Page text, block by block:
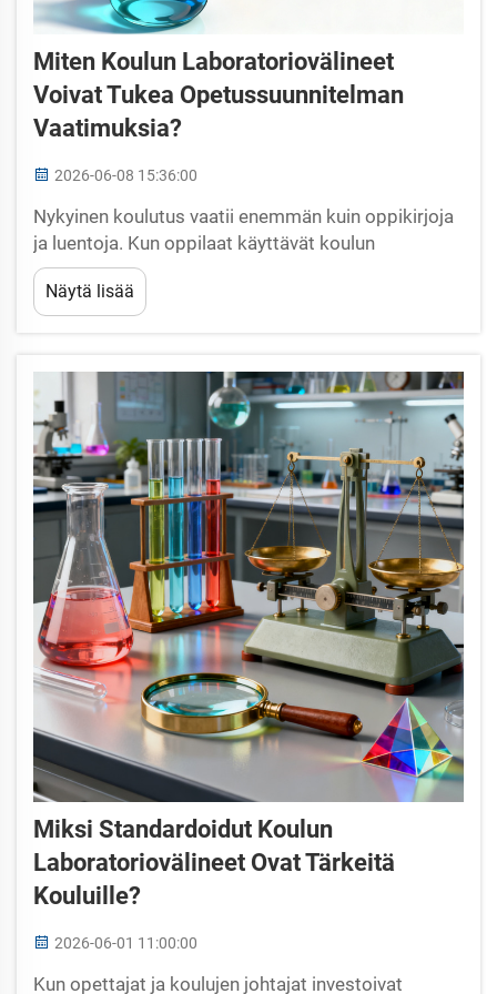
Miten Koulun Laboratoriovälineet
Voivat Tukea Opetussuunnitelman
Vaatimuksia?
2026-06-08 15:36:00
Nykyinen koulutus vaatii enemmän kuin oppikirjoja
ja luentoja. Kun oppilaat käyttävät koulun
laboratoriolaitteita käytännössä, fysiikan, kemian ja
biologian abstraktit käsitteet muuttuvat
konkreettisiksi, testattaviksi todellisuuksiksi. Tämä
Näytä lisää
Miksi Standardoidut Koulun
Laboratoriovälineet Ovat Tärkeitä
Kouluille?
2026-06-01 11:00:00
Kun opettajat ja koulujen johtajat investoivat